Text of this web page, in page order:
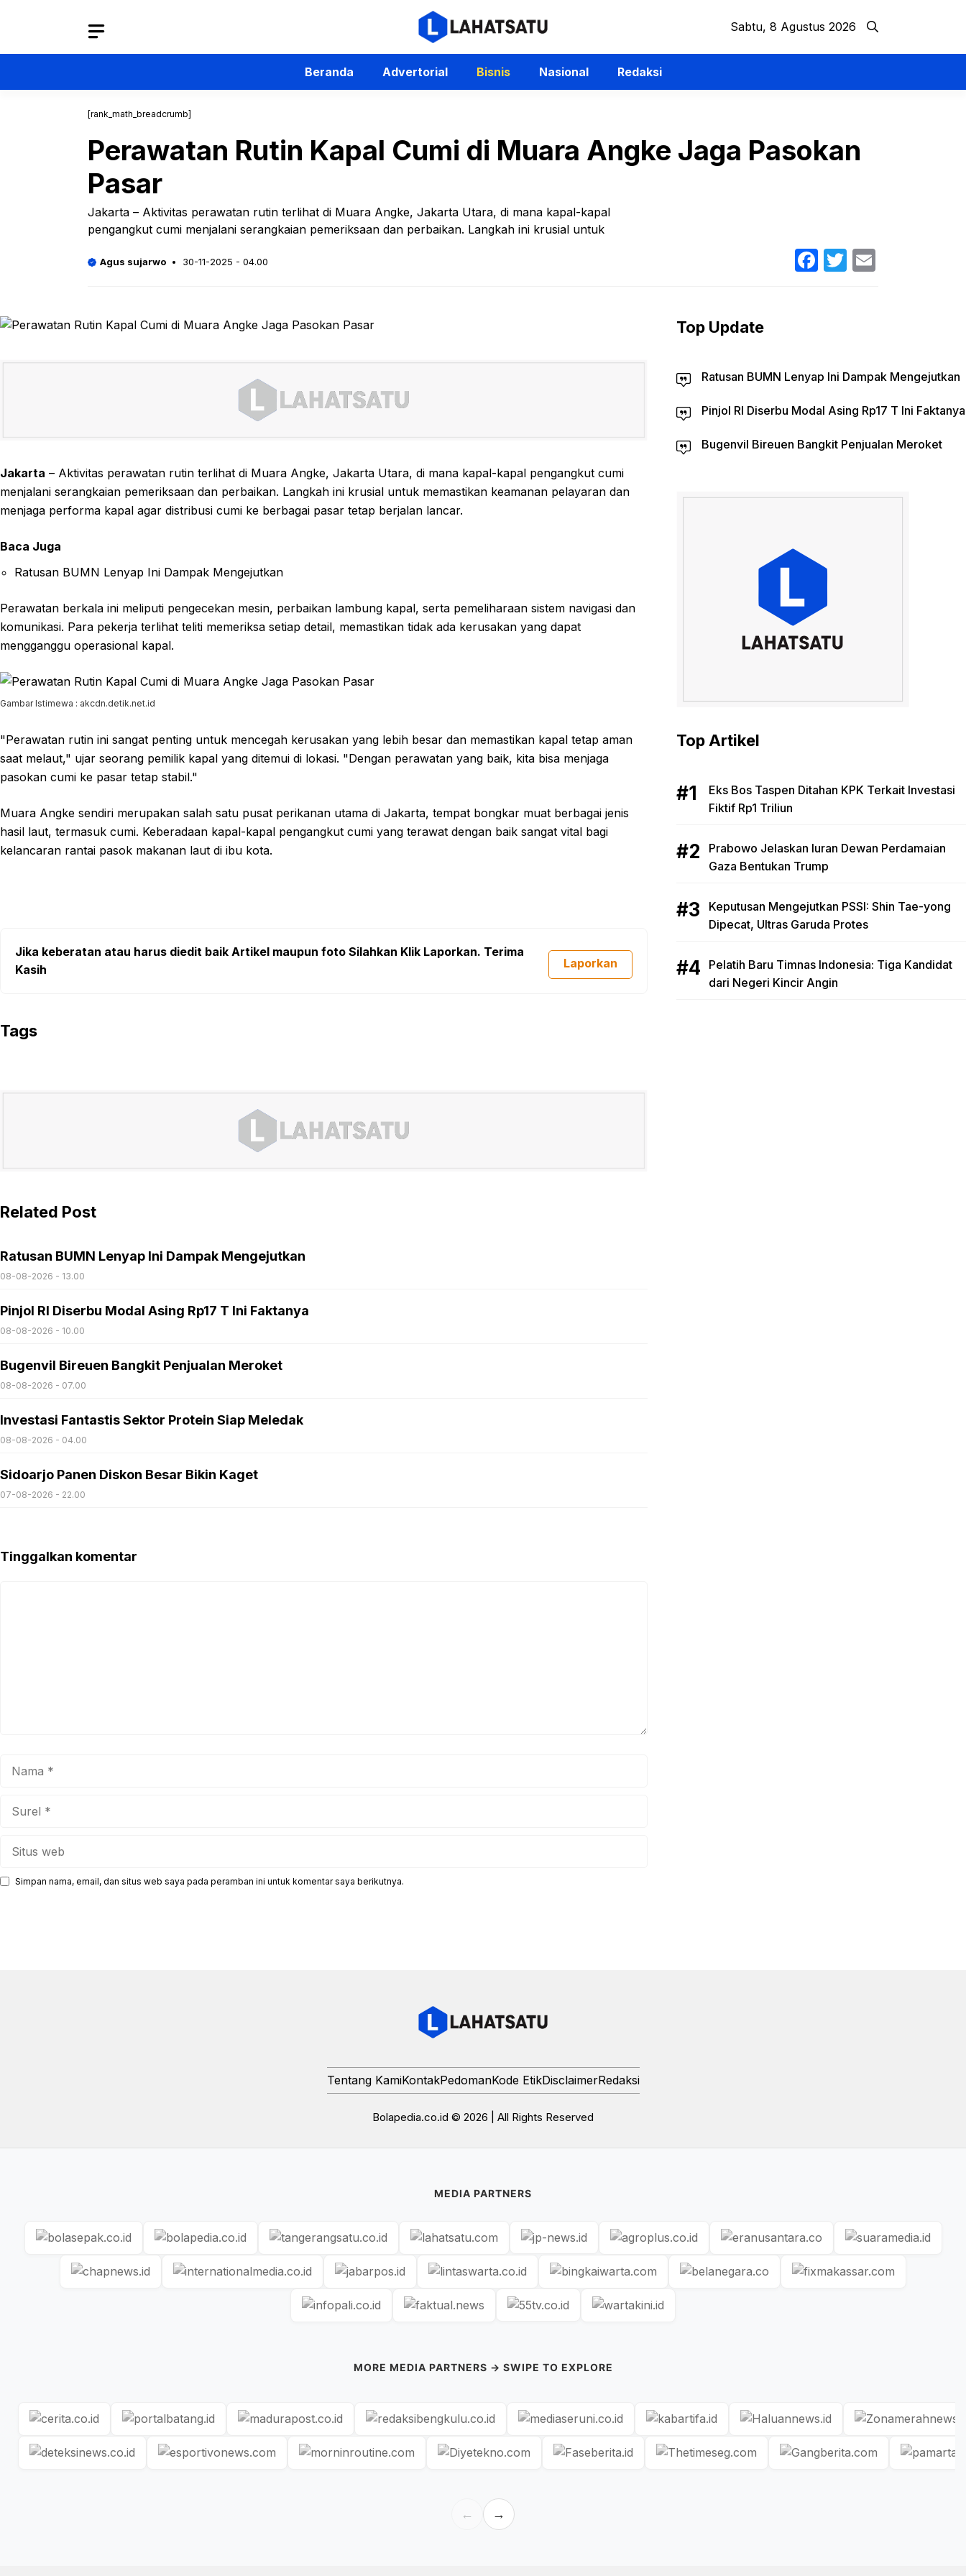
Sabtu, 8 Agustus 2026
Beranda Advertorial Bisnis Nasional Redaksi
[rank_math_breadcrumb]
Perawatan Rutin Kapal Cumi di Muara Angke Jaga Pasokan
Pasar
Jakarta – Aktivitas perawatan rutin terlihat di Muara Angke, Jakarta Utara, di mana kapal-kapal
pengangkut cumi menjalani serangkaian pemeriksaan dan perbaikan. Langkah ini krusial untuk
Agus sujarwo 30-11-2025 - 04.00 Facebook
Twitter
Jakarta – Aktivitas perawatan rutin terlihat di Muara Angke, Jakarta Utara, di mana kapal-kapal pengangkut cumi
menjalani serangkaian pemeriksaan dan perbaikan. Langkah ini krusial untuk memastikan keamanan pelayaran dan
menjaga performa kapal agar distribusi cumi ke berbagai pasar tetap berjalan lancar.
Baca Juga
Ratusan BUMN Lenyap Ini Dampak Mengejutkan
Perawatan berkala ini meliputi pengecekan mesin, perbaikan lambung kapal, serta pemeliharaan sistem navigasi dan
komunikasi. Para pekerja terlihat teliti memeriksa setiap detail, memastikan tidak ada kerusakan yang dapat
mengganggu operasional kapal.
Gambar Istimewa : akcdn.detik.net.id
"Perawatan rutin ini sangat penting untuk mencegah kerusakan yang lebih besar dan memastikan kapal tetap aman
saat melaut," ujar seorang pemilik kapal yang ditemui di lokasi. "Dengan perawatan yang baik, kita bisa menjaga
pasokan cumi ke pasar tetap stabil."
Muara Angke sendiri merupakan salah satu pusat perikanan utama di Jakarta, tempat bongkar muat berbagai jenis
hasil laut, termasuk cumi. Keberadaan kapal-kapal pengangkut cumi yang terawat dengan baik sangat vital bagi
kelancaran rantai pasok makanan laut di ibu kota.
Jika keberatan atau harus diedit baik Artikel maupun foto Silahkan Klik Laporkan. Terima
Kasih
Laporkan
Tags
Related Post
Ratusan BUMN Lenyap Ini Dampak Mengejutkan
08-08-2026 - 13.00
Pinjol RI Diserbu Modal Asing Rp17 T Ini Faktanya
08-08-2026 - 10.00
Bugenvil Bireuen Bangkit Penjualan Meroket
08-08-2026 - 07.00
Investasi Fantastis Sektor Protein Siap Meledak
08-08-2026 - 04.00
Sidoarjo Panen Diskon Besar Bikin Kaget
07-08-2026 - 22.00
Tinggalkan komentar
Simpan nama, email, dan situs web saya pada peramban ini untuk komentar saya berikutnya.
Top Update
Ratusan BUMN Lenyap Ini Dampak Mengejutkan
Pinjol RI Diserbu Modal Asing Rp17 T Ini Faktanya
Bugenvil Bireuen Bangkit Penjualan Meroket
Top Artikel
Eks Bos Taspen Ditahan KPK Terkait Investasi
Fiktif Rp1 Triliun
Prabowo Jelaskan Iuran Dewan Perdamaian
Gaza Bentukan Trump
Keputusan Mengejutkan PSSI: Shin Tae-yong
Dipecat, Ultras Garuda Protes
Pelatih Baru Timnas Indonesia: Tiga Kandidat
dari Negeri Kincir Angin
Tentang KamiKontakPedomanKode EtikDisclaimerRedaksi
Bolapedia.co.id © 2026 | All Rights Reserved
MEDIA PARTNERS
MORE MEDIA PARTNERS → SWIPE TO EXPLORE
← →